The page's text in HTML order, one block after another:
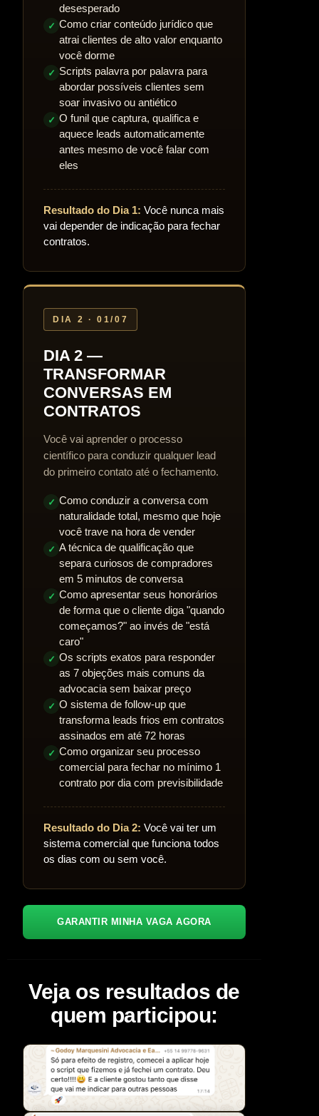
desesperado
✓ Como criar conteúdo jurídico que
atrai clientes de alto valor enquanto
você dorme
✓ Scripts palavra por palavra para
abordar possíveis clientes sem
soar invasivo ou antiético
✓ O funil que captura, qualifica e
aquece leads automaticamente
antes mesmo de você falar com
eles
Resultado do Dia 1: Você nunca mais
vai depender de indicação para fechar
contratos.
DIA 2 · 01/07
DIA 2 —
TRANSFORMAR
CONVERSAS EM
CONTRATOS
Você vai aprender o processo
científico para conduzir qualquer lead
do primeiro contato até o fechamento.
✓ Como conduzir a conversa com
naturalidade total, mesmo que hoje
você trave na hora de vender
✓ A técnica de qualificação que
separa curiosos de compradores
em 5 minutos de conversa
✓ Como apresentar seus honorários
de forma que o cliente diga "quando
começamos?" ao invés de "está
caro"
✓ Os scripts exatos para responder
as 7 objeções mais comuns da
advocacia sem baixar preço
✓ O sistema de follow-up que
transforma leads frios em contratos
assinados em até 72 horas
✓ Como organizar seu processo
comercial para fechar no mínimo 1
contrato por dia com previsibilidade
Resultado do Dia 2: Você vai ter um
sistema comercial que funciona todos
os dias com ou sem você.
GARANTIR MINHA VAGA AGORA
Veja os resultados de
quem participou: